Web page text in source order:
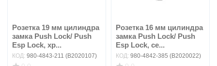
Розетка 19 мм цилиндра
замка Push Lock/ Push
Esp Lock, хр...
КОД: 980-4843-211 (B2020107)
Розетка 16 мм цилиндра
замка Push Lock/ Push
Esp Lock, се...
КОД: 980-4842-385 (B2020022)